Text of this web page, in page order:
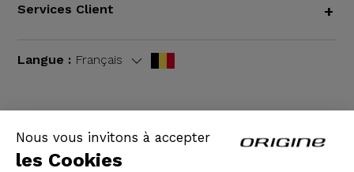
Nous vous invitons à accepter
les Cookies
Services Client +
Langue : Français
CGV | Mentions légales